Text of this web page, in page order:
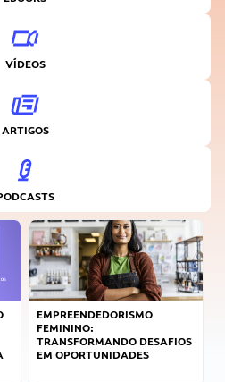
VÍDEOS
ARTIGOS
EMPREENDEDORISMO
FEMININO:
TRANSFORMANDO DESAFIOS
EM OPORTUNIDADES